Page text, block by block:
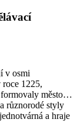
v osmi
1225,
formovaly město…
různorodé styly
a hraje